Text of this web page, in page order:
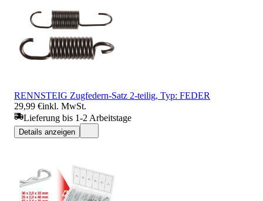
RENNSTEIG Zugfedern-Satz 2-teilig, Typ: FEDER
29,99 €inkl. MwSt.
Lieferung bis 1-2 Arbeitstage
Details anzeigen